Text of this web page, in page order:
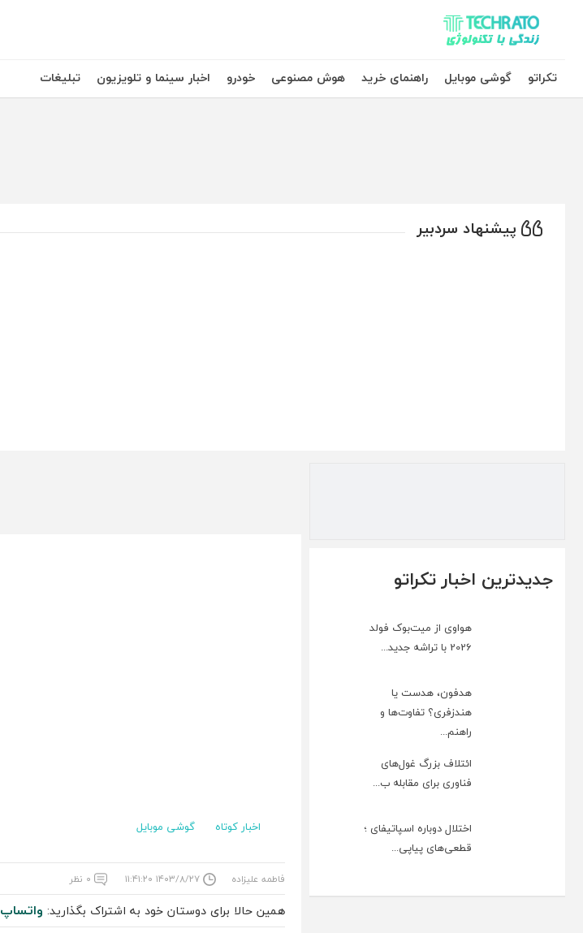
تکراتو – زندگی با تکنولوژی
تکراتو
گوشی موبایل راهنمای خرید هوش مصنوعی خودرو اخبار سینما و تلویزیون تبلیغات
پیشنهاد سردبیر
جدیدترین اخبار تکراتو
هواوی از میت‌بوک فولد
2026 با تراشه جدید...
هدفون، هدست یا
هندزفری؟ تفاوت‌ها و
راهنم...
ائتلاف بزرگ غول‌های
فناوری برای مقابله ب...
اختلال دوباره اسپاتیفای ؛
قطعی‌های پیاپی...
اخبار کوتاه گوشی موبایل
فاطمه علیزاده ۱۴۰۳/۸/۲۷ ۱۱:۴۱:۲۰ ۰ نظر
همین حالا برای دوستان خود به اشتراک بگذارید: واتساپ